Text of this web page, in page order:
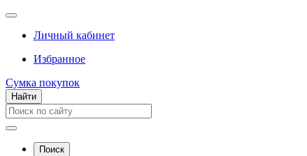
Личный кабинет
Избранное
Сумка покупок
Найти
Поиск